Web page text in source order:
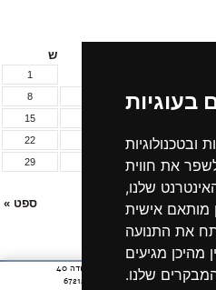
בעוגיות
ובטכנולוגיות
את חווית
שלנו,
מותאם אישית
את התנועה
מהיכן מגיעים
שלנו.
ש
1
5
6
8
15
19
20
22
26
27
29
ספט »
רחוב יצחק שדה 40
תל אביב 6721210